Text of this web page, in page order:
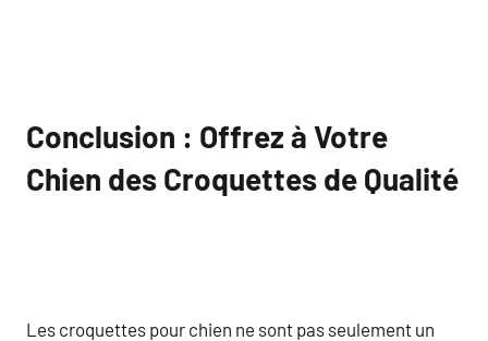
Conclusion : Offrez à Votre
Chien des Croquettes de Qualité
Les croquettes pour chien ne sont pas seulement un